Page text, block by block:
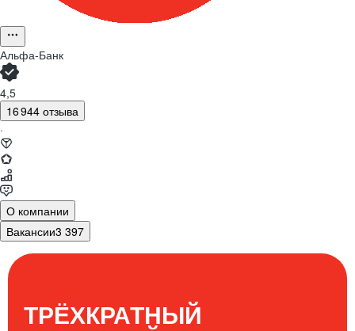
Альфа-Банк
4,5
16 944 отзыва
·
О компании
Вакансии3 397
ТРЁХКРАТНЫЙ